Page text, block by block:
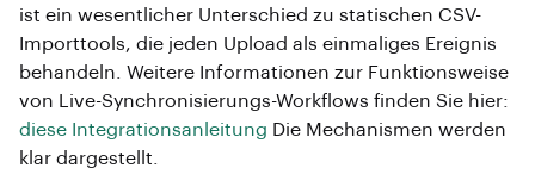
ist ein wesentlicher Unterschied zu statischen CSV-
Importtools, die jeden Upload als einmaliges Ereignis
behandeln. Weitere Informationen zur Funktionsweise
von Live-Synchronisierungs-Workflows finden Sie hier:
diese Integrationsanleitung Die Mechanismen werden
klar dargestellt.